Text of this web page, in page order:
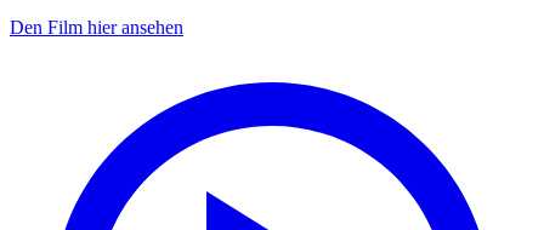
Den Film hier ansehen